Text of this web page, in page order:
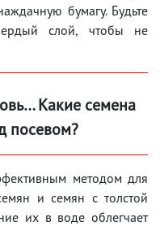
бумагу. Будьте
слой, чтобы не
Какие семена
посевом?
методом для
и семян с толстой
их в воде облегчает